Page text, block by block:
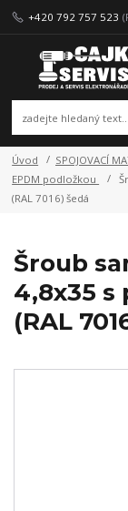
+420 792 757 523
Úvod SPOJOVACÍ
EPDM podložkou
(RAL 7016) šedá
Šroub
4,8x35 s
(RAL